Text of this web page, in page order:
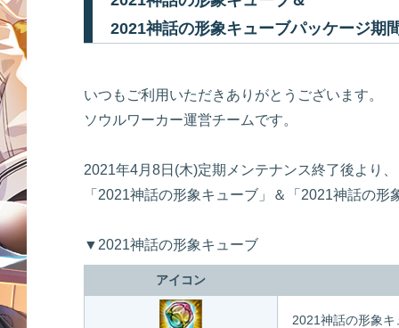
2021神話の形象キューブパッケージ期
いつもご利用いただきありがとうございます。
ソウルワーカー運営チームです。
2021年4月8日(木)定期メンテナンス終了後より、
「2021神話の形象キューブ」＆「2021神話の
▼2021神話の形象キューブ
アイコン
2021神話の形象キ